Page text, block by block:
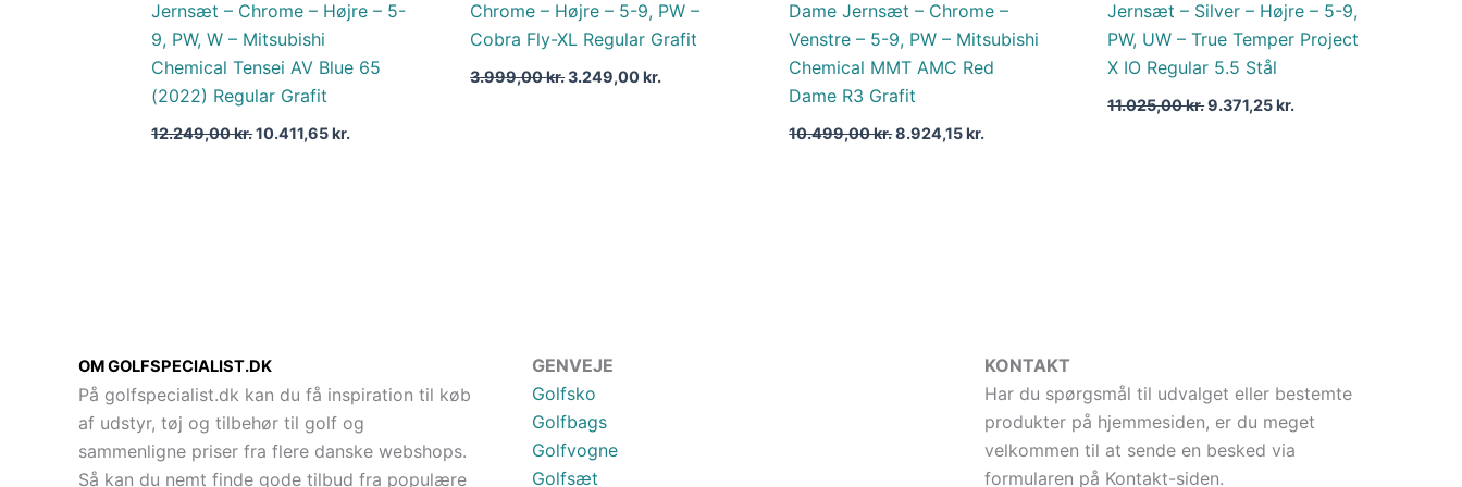
Jernsæt – Chrome – Højre – 5-
9, PW, W – Mitsubishi
Chemical Tensei AV Blue 65
(2022) Regular Grafit
12.249,00kr.10.411,65kr.
Chrome – Højre – 5-9, PW –
Cobra Fly-XL Regular Grafit
3.999,00kr.3.249,00kr.
Dame Jernsæt – Chrome –
Venstre – 5-9, PW – Mitsubishi
Chemical MMT AMC Red
Dame R3 Grafit
10.499,00kr.8.924,15kr.
Jernsæt – Silver – Højre – 5-9,
PW, UW – True Temper Project
X IO Regular 5.5 Stål
11.025,00kr.9.371,25kr.
OM GOLFSPECIALIST.DK
På golfspecialist.dk kan du få inspiration til køb
af udstyr, tøj og tilbehør til golf og
sammenligne priser fra flere danske webshops.
Så kan du nemt finde gode tilbud fra populære
GENVEJE
Golfsko
Golfbags
Golfvogne
Golfsæt
KONTAKT
Har du spørgsmål til udvalget eller bestemte
produkter på hjemmesiden, er du meget
velkommen til at sende en besked via
formularen på Kontakt-siden.